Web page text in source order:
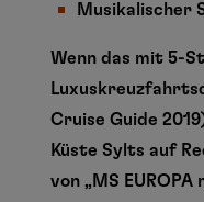
Musikalischer
Wenn das mit 5-
Cruise Guide
Küste Sylts auf
von „MS